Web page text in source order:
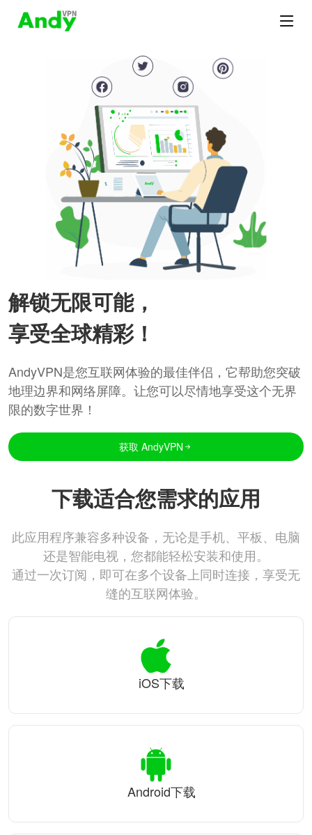
解锁无限可能，
享受全球精彩！
AndyVPN是您互联网体验的最佳伴侣，它帮助您突破
地理边界和网络屏障。让您可以尽情地享受这个无界
限的数字世界！
获取 AndyVPN
下载适合您需求的应用
此应用程序兼容多种设备，无论是手机、平板、电脑
还是智能电视，您都能轻松安装和使用。
通过一次订阅，即可在多个设备上同时连接，享受无
缝的互联网体验。
iOS下载
Android下载